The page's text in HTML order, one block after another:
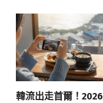
韓流出走首爾！2026